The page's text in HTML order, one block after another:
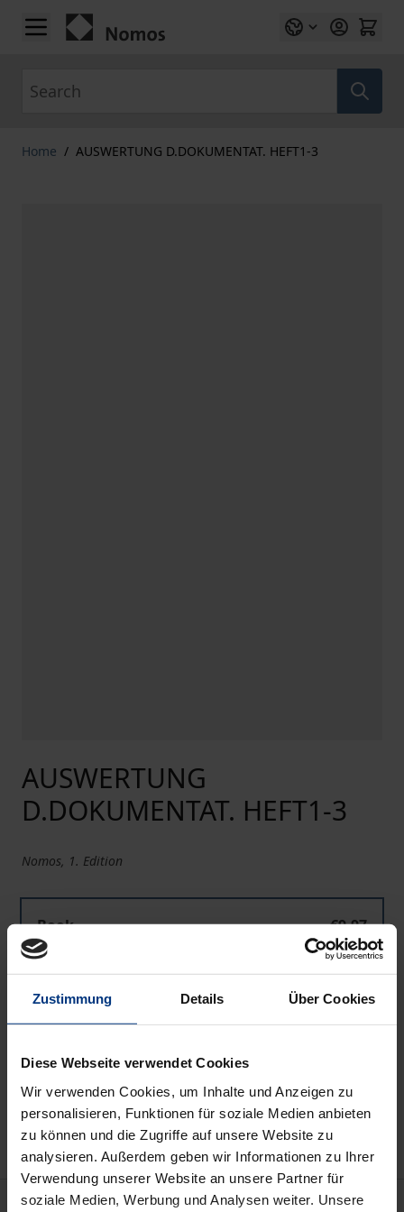
Zustimmung Details Über Cookies
Diese Webseite verwendet Cookies
Wir verwenden Cookies, um Inhalte und Anzeigen zu
personalisieren, Funktionen für soziale Medien anbieten
zu können und die Zugriffe auf unsere Website zu
analysieren. Außerdem geben wir Informationen zu Ihrer
Verwendung unserer Website an unsere Partner für
soziale Medien, Werbung und Analysen weiter. Unsere
Skip to Content
Home / AUSWERTUNG D.DOKUMENTAT. HEFT1-3
AUSWERTUNG
D.DOKUMENTAT. HEFT1-3
Nomos, 1. Edition
Book
€9.97
ISBN 978-3-7890-9940-3
Add to Cart
Add to Wish List
Delivery cost notice
Bibliographical data